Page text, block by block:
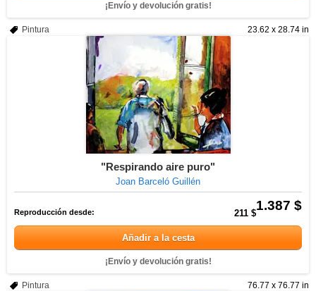
¡Envío y devolución gratis!
23.62 x 28.74 in
Pintura
"Respirando aire puro"
Joan Barceló Guillén
1.387 $
Reproducción desde: 211 $
Añadir a la cesta
¡Envío y devolución gratis!
76.77 x 76.77 in
Pintura